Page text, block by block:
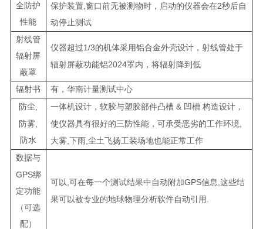
全防护
性能
保护装置 窗口前无被测物时，启动的仪器会在2秒后自
动停止测试
射线管
辐射屏
蔽罩
仪器超过1/3的机体采用铝合金外壳设计，射线管处于
辐射屏蔽功能铝2024罩内，将辐射降到低
辐射书
有，华南计量测试中心
防尘
防雾
防水
一体机设计，软胶与塑胶部件凸槽& 凹槽 构造设计，
使仪器具有很好的三防性能，可承受恶劣的工作环境
大雾, 下雨, 尘土飞扬工装场地也能正常工作
数据与
GPS绑
定功能
（可选
配）
可以 可在每一个测试结果中自动附加GPS信息 这些结
果可以被专业的地球物理分析软件自动引用